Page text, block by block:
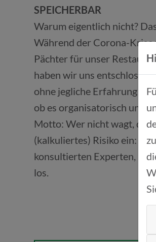
SPEICHERBAR
Warum eigentlich nicht?
Während der Corona-Krise
Pächter für unser
haben wir uns
ohne jegliche Erfahrung in
ob es organisatorisch und
Motto: Wer nicht wagt, der
(kalkuliertes) Risiko ein:
konsultierten Experten,
los.